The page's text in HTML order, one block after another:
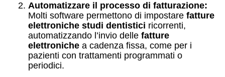
Automatizzare il processo di fatturazione:
Molti software permettono di impostare fatture
elettroniche studi dentistici ricorrenti,
automatizzando l’invio delle fatture
elettroniche a cadenza fissa, come per i
pazienti con trattamenti programmati o
periodici.